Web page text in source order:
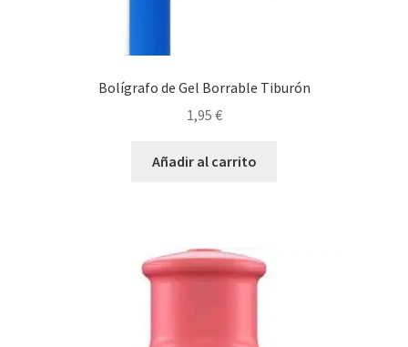
Bolígrafo de Gel Borrable Tiburón
1,95 €
Añadir al carrito